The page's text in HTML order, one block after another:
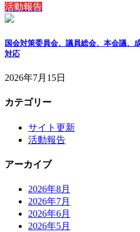
活動報告
国会対策委員会、議員総会、本会議、
対応
2026年7月15日
カテゴリー
サイト更新
活動報告
アーカイブ
2026年8月
2026年7月
2026年6月
2026年5月